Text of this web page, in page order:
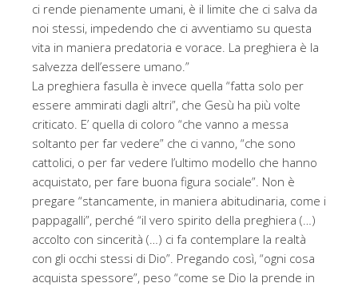
ci rende pienamente umani, è il limite che ci salva da
noi stessi, impedendo che ci avventiamo su questa
vita in maniera predatoria e vorace. La preghiera è la
salvezza dell’essere umano.”
La preghiera fasulla è invece quella “fatta solo per
essere ammirati dagli altri”, che Gesù ha più volte
criticato. E’ quella di coloro “che vanno a messa
soltanto per far vedere” che ci vanno, “che sono
cattolici, o per far vedere l’ultimo modello che hanno
acquistato, per fare buona figura sociale”. Non è
pregare “stancamente, in maniera abitudinaria, come i
pappagalli”, perché “il vero spirito della preghiera (…)
accolto con sincerità (…) ci fa contemplare la realtà
con gli occhi stessi di Dio”. Pregando così, “ogni cosa
acquista spessore”, peso “come se Dio la prende in